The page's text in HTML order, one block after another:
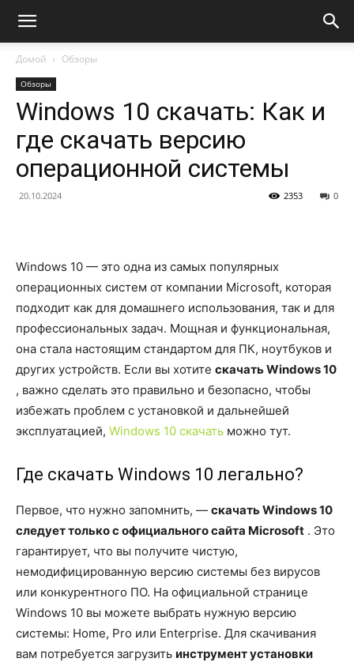
Домой Обзоры
Обзоры
Windows 10 скачать: Как и
где скачать версию
операционной системы
20.10.2024 0
2353
Windows 10 — это одна из самых популярных
операционных систем от компании Microsoft, которая
подходит как для домашнего использования, так и для
профессиональных задач. Мощная и функциональная,
она стала настоящим стандартом для ПК, ноутбуков и
других устройств. Если вы хотите скачать Windows 10
, важно сделать это правильно и безопасно, чтобы
избежать проблем с установкой и дальнейшей
эксплуатацией, Windows 10 скачать можно тут.
Где скачать Windows 10 легально?
Первое, что нужно запомнить, — скачать Windows 10
следует только с официального сайта Microsoft . Это
гарантирует, что вы получите чистую,
немодифицированную версию системы без вирусов
или конкурентного ПО. На официальной странице
Windows 10 вы можете выбрать нужную версию
системы: Home, Pro или Enterprise. Для скачивания
вам потребуется загрузить инструмент установки